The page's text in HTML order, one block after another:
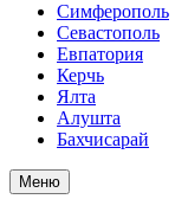
Симферополь
Севастополь
Евпатория
Керчь
Ялта
Алушта
Бахчисарай
Меню